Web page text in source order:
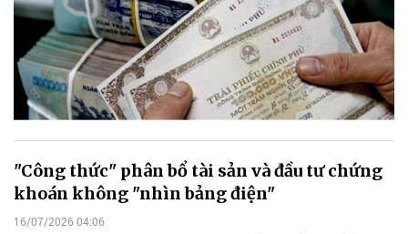
"Công thức" phân bổ tài sản và đầu tư chứng
khoán không "nhìn bảng điện"
16/07/2026 04:06